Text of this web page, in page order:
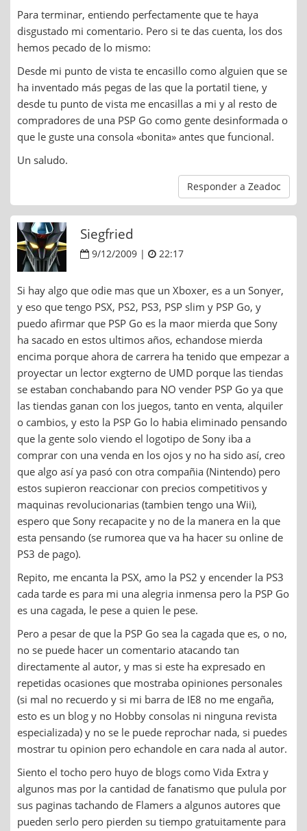
Para terminar, entiendo perfectamente que te haya
disgustado mi comentario. Pero si te das cuenta, los dos
hemos pecado de lo mismo:
Desde mi punto de vista te encasillo como alguien que se
ha inventado más pegas de las que la portatil tiene, y
desde tu punto de vista me encasillas a mi y al resto de
compradores de una PSP Go como gente desinformada o
que le guste una consola «bonita» antes que funcional.
Un saludo.
Responder a Zeadoc
Siegfried
9/12/2009 | 22:17
Si hay algo que odie mas que un Xboxer, es a un Sonyer,
y eso que tengo PSX, PS2, PS3, PSP slim y PSP Go, y
puedo afirmar que PSP Go es la maor mierda que Sony
ha sacado en estos ultimos años, echandose mierda
encima porque ahora de carrera ha tenido que empezar a
proyectar un lector exgterno de UMD porque las tiendas
se estaban conchabando para NO vender PSP Go ya que
las tiendas ganan con los juegos, tanto en venta, alquiler
o cambios, y esto la PSP Go lo habia eliminado pensando
que la gente solo viendo el logotipo de Sony iba a
comprar con una venda en los ojos y no ha sido así, creo
que algo así ya pasó con otra compañia (Nintendo) pero
estos supieron reaccionar con precios competitivos y
maquinas revolucionarias (tambien tengo una Wii),
espero que Sony recapacite y no de la manera en la que
esta pensando (se rumorea que va ha hacer su online de
PS3 de pago).
Repito, me encanta la PSX, amo la PS2 y encender la PS3
cada tarde es para mi una alegria inmensa pero la PSP Go
es una cagada, le pese a quien le pese.
Pero a pesar de que la PSP Go sea la cagada que es, o no,
no se puede hacer un comentario atacando tan
directamente al autor, y mas si este ha expresado en
repetidas ocasiones que mostraba opiniones personales
(si mal no recuerdo y si mi barra de IE8 no me engaña,
esto es un blog y no Hobby consolas ni ninguna revista
especializada) y no se le puede reprochar nada, si puedes
mostrar tu opinion pero echandole en cara nada al autor.
Siento el tocho pero huyo de blogs como Vida Extra y
algunos mas por la cantidad de fanatismo que pulula por
sus paginas tachando de Flamers a algunos autores que
pueden serlo pero pierden su tiempo gratuitamente para